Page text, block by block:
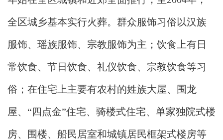
全区城乡基本实行火葬。群众服饰习俗以汉族
服饰、瑶族服饰、宗教服饰为主；饮食上有日
常饮食、节日饮食、礼仪饮食、宗教饮食等习
俗；在住宅上主要有农村的姓族大屋、围龙
屋、“四点金”住宅、骑楼式住宅、单家独院式楼
房、围楼、船民居室和城镇居民框架式楼房等